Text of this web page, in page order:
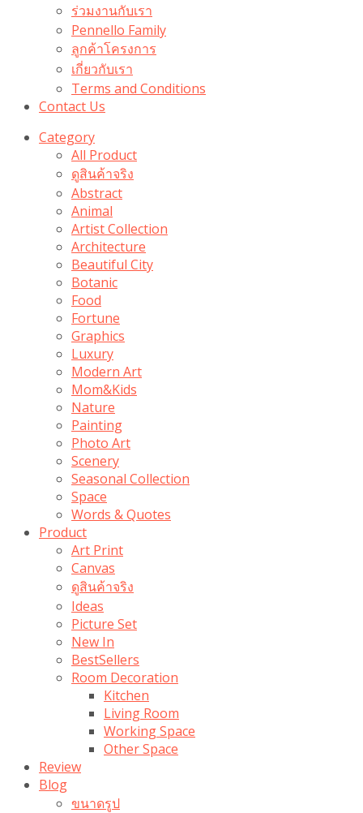
ร่วมงานกับเรา
Pennello Family
ลูกค้าโครงการ
เกี่ยวกับเรา
Terms and Conditions
Contact Us
Category
All Product
ดูสินค้าจริง
Abstract
Animal
Artist Collection
Architecture
Beautiful City
Botanic
Food
Fortune
Graphics
Luxury
Modern Art
Mom&Kids
Nature
Painting
Photo Art
Scenery
Seasonal Collection
Space
Words & Quotes
Product
Art Print
Canvas
ดูสินค้าจริง
Ideas
Picture Set
New In
BestSellers
Room Decoration
Kitchen
Living Room
Working Space
Other Space
Review
Blog
ขนาดรูป